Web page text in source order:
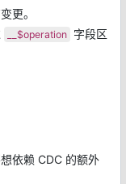
更。
__$operation 字段区
依赖 CDC 的额外